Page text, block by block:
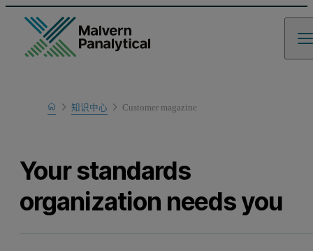
Home
Learn
知识中心 Customer magazine
Your standards
organization needs you